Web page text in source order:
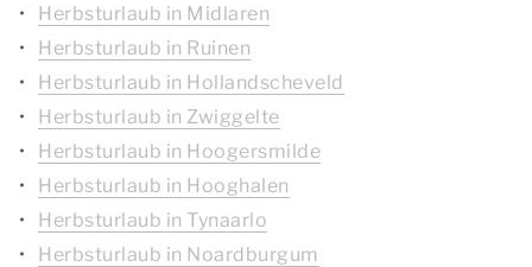
Herbsturlaub in Midlaren
Herbsturlaub in Ruinen
Herbsturlaub in Hollandscheveld
Herbsturlaub in Zwiggelte
Herbsturlaub in Hoogersmilde
Herbsturlaub in Hooghalen
Herbsturlaub in Tynaarlo
Herbsturlaub in Noardburgum